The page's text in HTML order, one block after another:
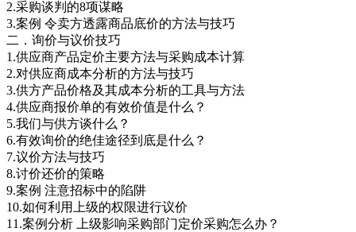
2.采购谈判的8项谋略
3.案例 令卖方透露商品底价的方法与技巧
二．询价与议价技巧
1.供应商产品定价主要方法与采购成本计算
2.对供应商成本分析的方法与技巧
3.供方产品价格及其成本分析的工具与方法
4.供应商报价单的有效价值是什么？
5.我们与供方谈什么？
6.有效询价的绝佳途径到底是什么？
7.议价方法与技巧
8.讨价还价的策略
9.案例 注意招标中的陷阱
10.如何利用上级的权限进行议价
11.案例分析 上级影响采购部门定价采购怎么办？